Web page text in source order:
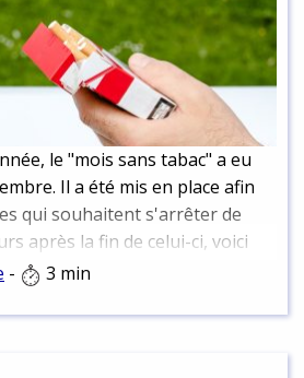
le "mois sans tabac" a eu
Il a été mis en place afin
qui souhaitent s'arrêter de
après la fin de celui-ci, voici
- 3 min